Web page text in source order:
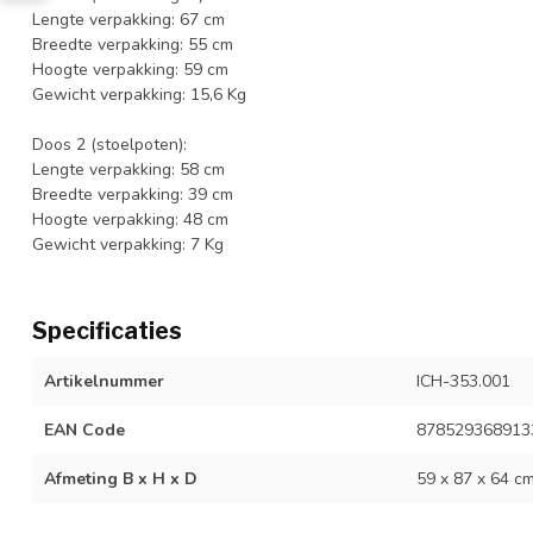
Lengte verpakking: 67 cm
Breedte verpakking: 55 cm
Hoogte verpakking: 59 cm
Gewicht verpakking: 15,6 Kg
Doos 2 (stoelpoten):
Lengte verpakking: 58 cm
Breedte verpakking: 39 cm
Hoogte verpakking: 48 cm
Gewicht verpakking: 7 Kg
Specificaties
Artikelnummer ICH-353.001
EAN Code
Afmeting B x H x D 59 x 87 x 64